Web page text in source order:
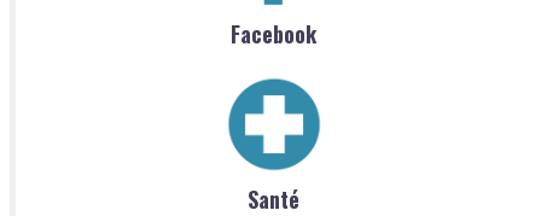
Facebook
Santé